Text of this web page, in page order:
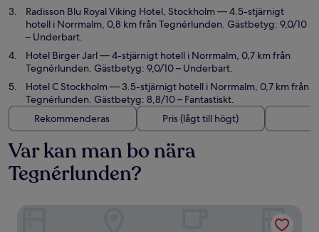
Radisson Blu Royal Viking Hotel, Stockholm— 4.5-stjärnigt
hotell i Norrmalm, 0,8 km från Tegnérlunden. Gästbetyg: 9,0/10
– Underbart.
Hotel Birger Jarl— 4-stjärnigt hotell i Norrmalm, 0,7 km från
Tegnérlunden. Gästbetyg: 9,0/10 – Underbart.
Hotel C Stockholm— 3.5-stjärnigt hotell i Norrmalm, 0,7 km från
Tegnérlunden. Gästbetyg: 8,8/10 – Fantastiskt.
Rekommenderas
Pris (lågt till högt)
Var kan man bo nära
Tegnérlunden?